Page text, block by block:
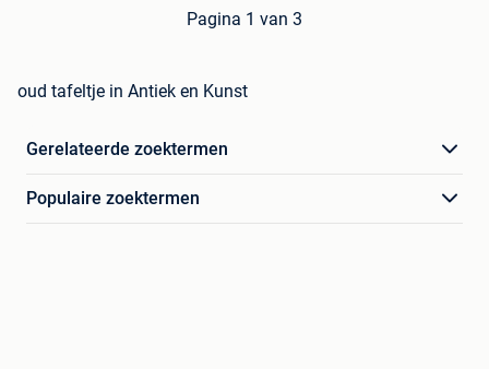
Pagina 1 van 3
oud tafeltje in Antiek en Kunst
Gerelateerde zoektermen
Populaire zoektermen